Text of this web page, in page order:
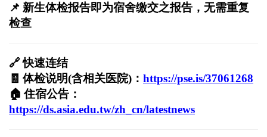
📌 新生体检报告即为宿舍缴交之报告，无需重复
检查
🔗快速连结
🧾 体检说明(含相关医院)： https://pse.is/37061268
🏠 住宿公告：
https://ds.asia.edu.tw/zh_cn/latestnews